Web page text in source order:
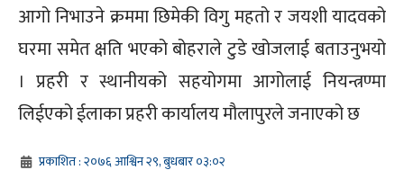
आगो निभाउने क्रममा छिमेकी विगु महतो र जयशी यादवको
घरमा समेत क्षति भएको बोहराले टुडे खोजलाई बताउनुभयो
। प्रहरी र स्थानीयको सहयोगमा आगोलाई नियन्त्रण्मा
लिईएको ईलाका प्रहरी कार्यालय मौलापुरले जनाएको छ
प्रकाशित : २०७६ आश्विन २९, बुधबार ०३:०२